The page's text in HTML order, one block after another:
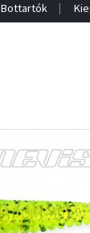
Bottartók